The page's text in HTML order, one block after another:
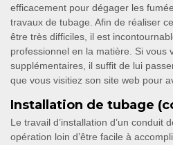
efficacement pour dégager les
travaux de tubage. Afin de réaliser
être très difficiles, il est
professionnel en la matière. Si vous
supplémentaires, il suffit de lui
que vous visitiez son site web pour
Installation de tubage
Le travail d’installation d’un conduit
opération loin d’être facile à